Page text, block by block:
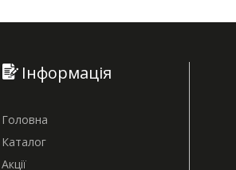
Інформація
Головна
Каталог
Акції